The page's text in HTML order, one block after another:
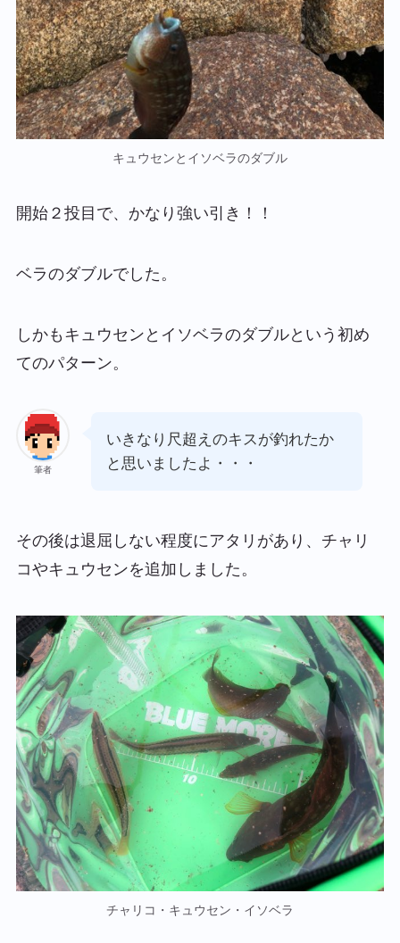
キュウセンとイソベラのダブル
開始２投目で、かなり強い引き！！
ベラのダブルでした。
しかもキュウセンとイソベラのダブルという初め
てのパターン。
筆者
いきなり尺超えのキスが釣れたか
と思いましたよ・・・
その後は退屈しない程度にアタリがあり、チャリ
コやキュウセンを追加しました。
チャリコ・キュウセン・イソベラ